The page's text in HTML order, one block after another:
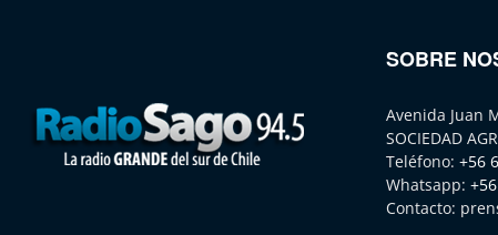
SOBRE
Avenida Juan
SOCIEDAD
Teléfono: +56
Whatsapp:
Contacto: